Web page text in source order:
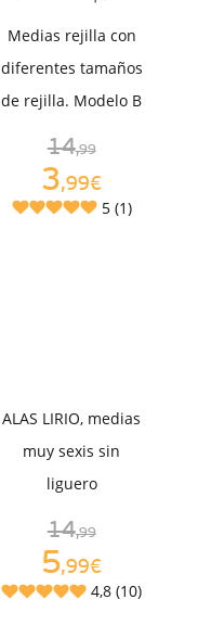
Medias rejilla con
diferentes tamaños
de rejilla. Modelo B
14,99
3,99€
5 (1)
ALAS LIRIO, medias
muy sexis sin
liguero
14,99
5,99€
4,8 (10)